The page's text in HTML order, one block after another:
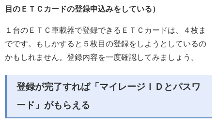
目のＥＴＣカードの登録申込みをしている）
１台のＥＴＣ車載器で登録できるＥＴＣカードは、４枚ま
でです。もしかすると５枚目の登録をしようとしているの
かもしれません。登録内容を一度確認してみましょう。
登録が完了すれば「マイレージＩＤとパスワ
ード」がもらえる